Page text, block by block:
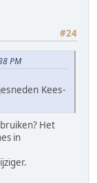
#24
PM
Kees-
Het
in